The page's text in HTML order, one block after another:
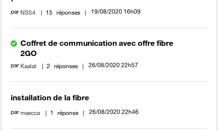
par NS54 15 réponses ‎19/08/2020 16h09
Coffret de communication avec offre fibre
2GO
par Kaalat 2 réponses ‎26/08/2020 22h57
installation de la fibre
parmaecca 1 réponse ‎26/08/2020 22h46